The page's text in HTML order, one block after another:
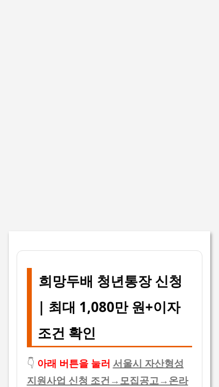
희망두배 청년통장 신청
| 최대 1,080만 원+이자
조건 확인
👇 아래 버튼을 눌러 서울시 자산형성
지원사업 신청 조건→모집공고→온라